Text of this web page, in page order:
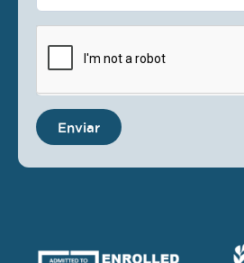
Enviar